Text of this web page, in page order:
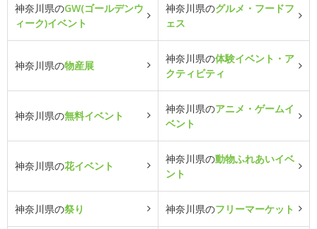
神奈川県のGW(ゴールデンウ
ィーク)イベント
神奈川県のグルメ・フードフ
ェス
神奈川県の物産展
神奈川県の体験イベント・ア
クティビティ
神奈川県の無料イベント
神奈川県のアニメ・ゲームイ
ベント
神奈川県の花イベント
神奈川県の動物ふれあいイベ
ント
神奈川県の祭り 神奈川県のフリーマーケット